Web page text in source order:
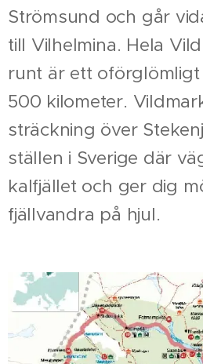
Strömsund och går
till Vilhelmina. Hela
runt är ett
500 kilometer.
sträckning över
ställen i Sverige där
kalfjället och ger dig
fjällvandra på hjul.